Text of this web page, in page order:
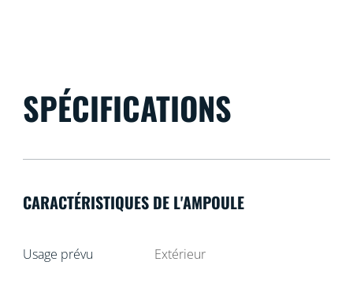
SPÉCIFICATIONS
CARACTÉRISTIQUES DE L'AMPOULE
Usage prévu Extérieur